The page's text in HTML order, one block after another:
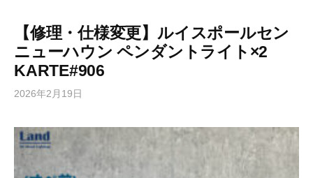
【修理・仕様変更】ルイスポールセン
ニューハウン ペンダントライト×2
KARTE#906
2026年2月19日